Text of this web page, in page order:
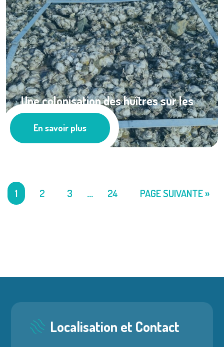
Une colonisation des huîtres sur les
côtes ...
Actualités
En savoir plus
1 2 3 … 24 PAGE SUIVANTE »
Localisation et Contact